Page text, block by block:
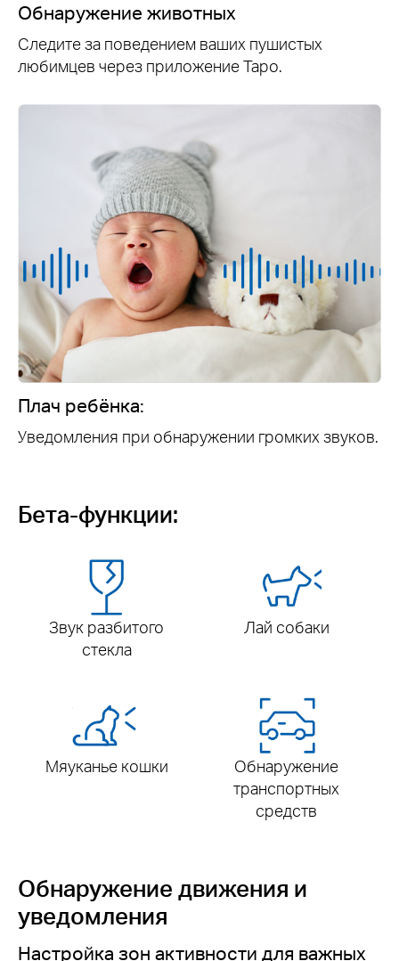
Обнаружение животных
Следите за поведением ваших пушистых
любимцев через приложение Tapo.
Плач ребёнка:
Уведомления при обнаружении громких звуков.
Бета-функции:
Звук разбитого
стекла
Лай собаки
Мяуканье кошки
Обнаружение
транспортных
средств
Обнаружение движения и
уведомления
Настройка зон активности для важных